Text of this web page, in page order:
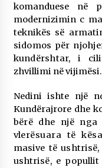
komanduese në
modernizimin c
teknikës së
sidomos për
kundërshtar, i
zhvillimi në vijimësi.
Nedini ishte një
Kundërajrore dhe
bërë dhe një
vlerësuara të
masive të
ushtrisë, e